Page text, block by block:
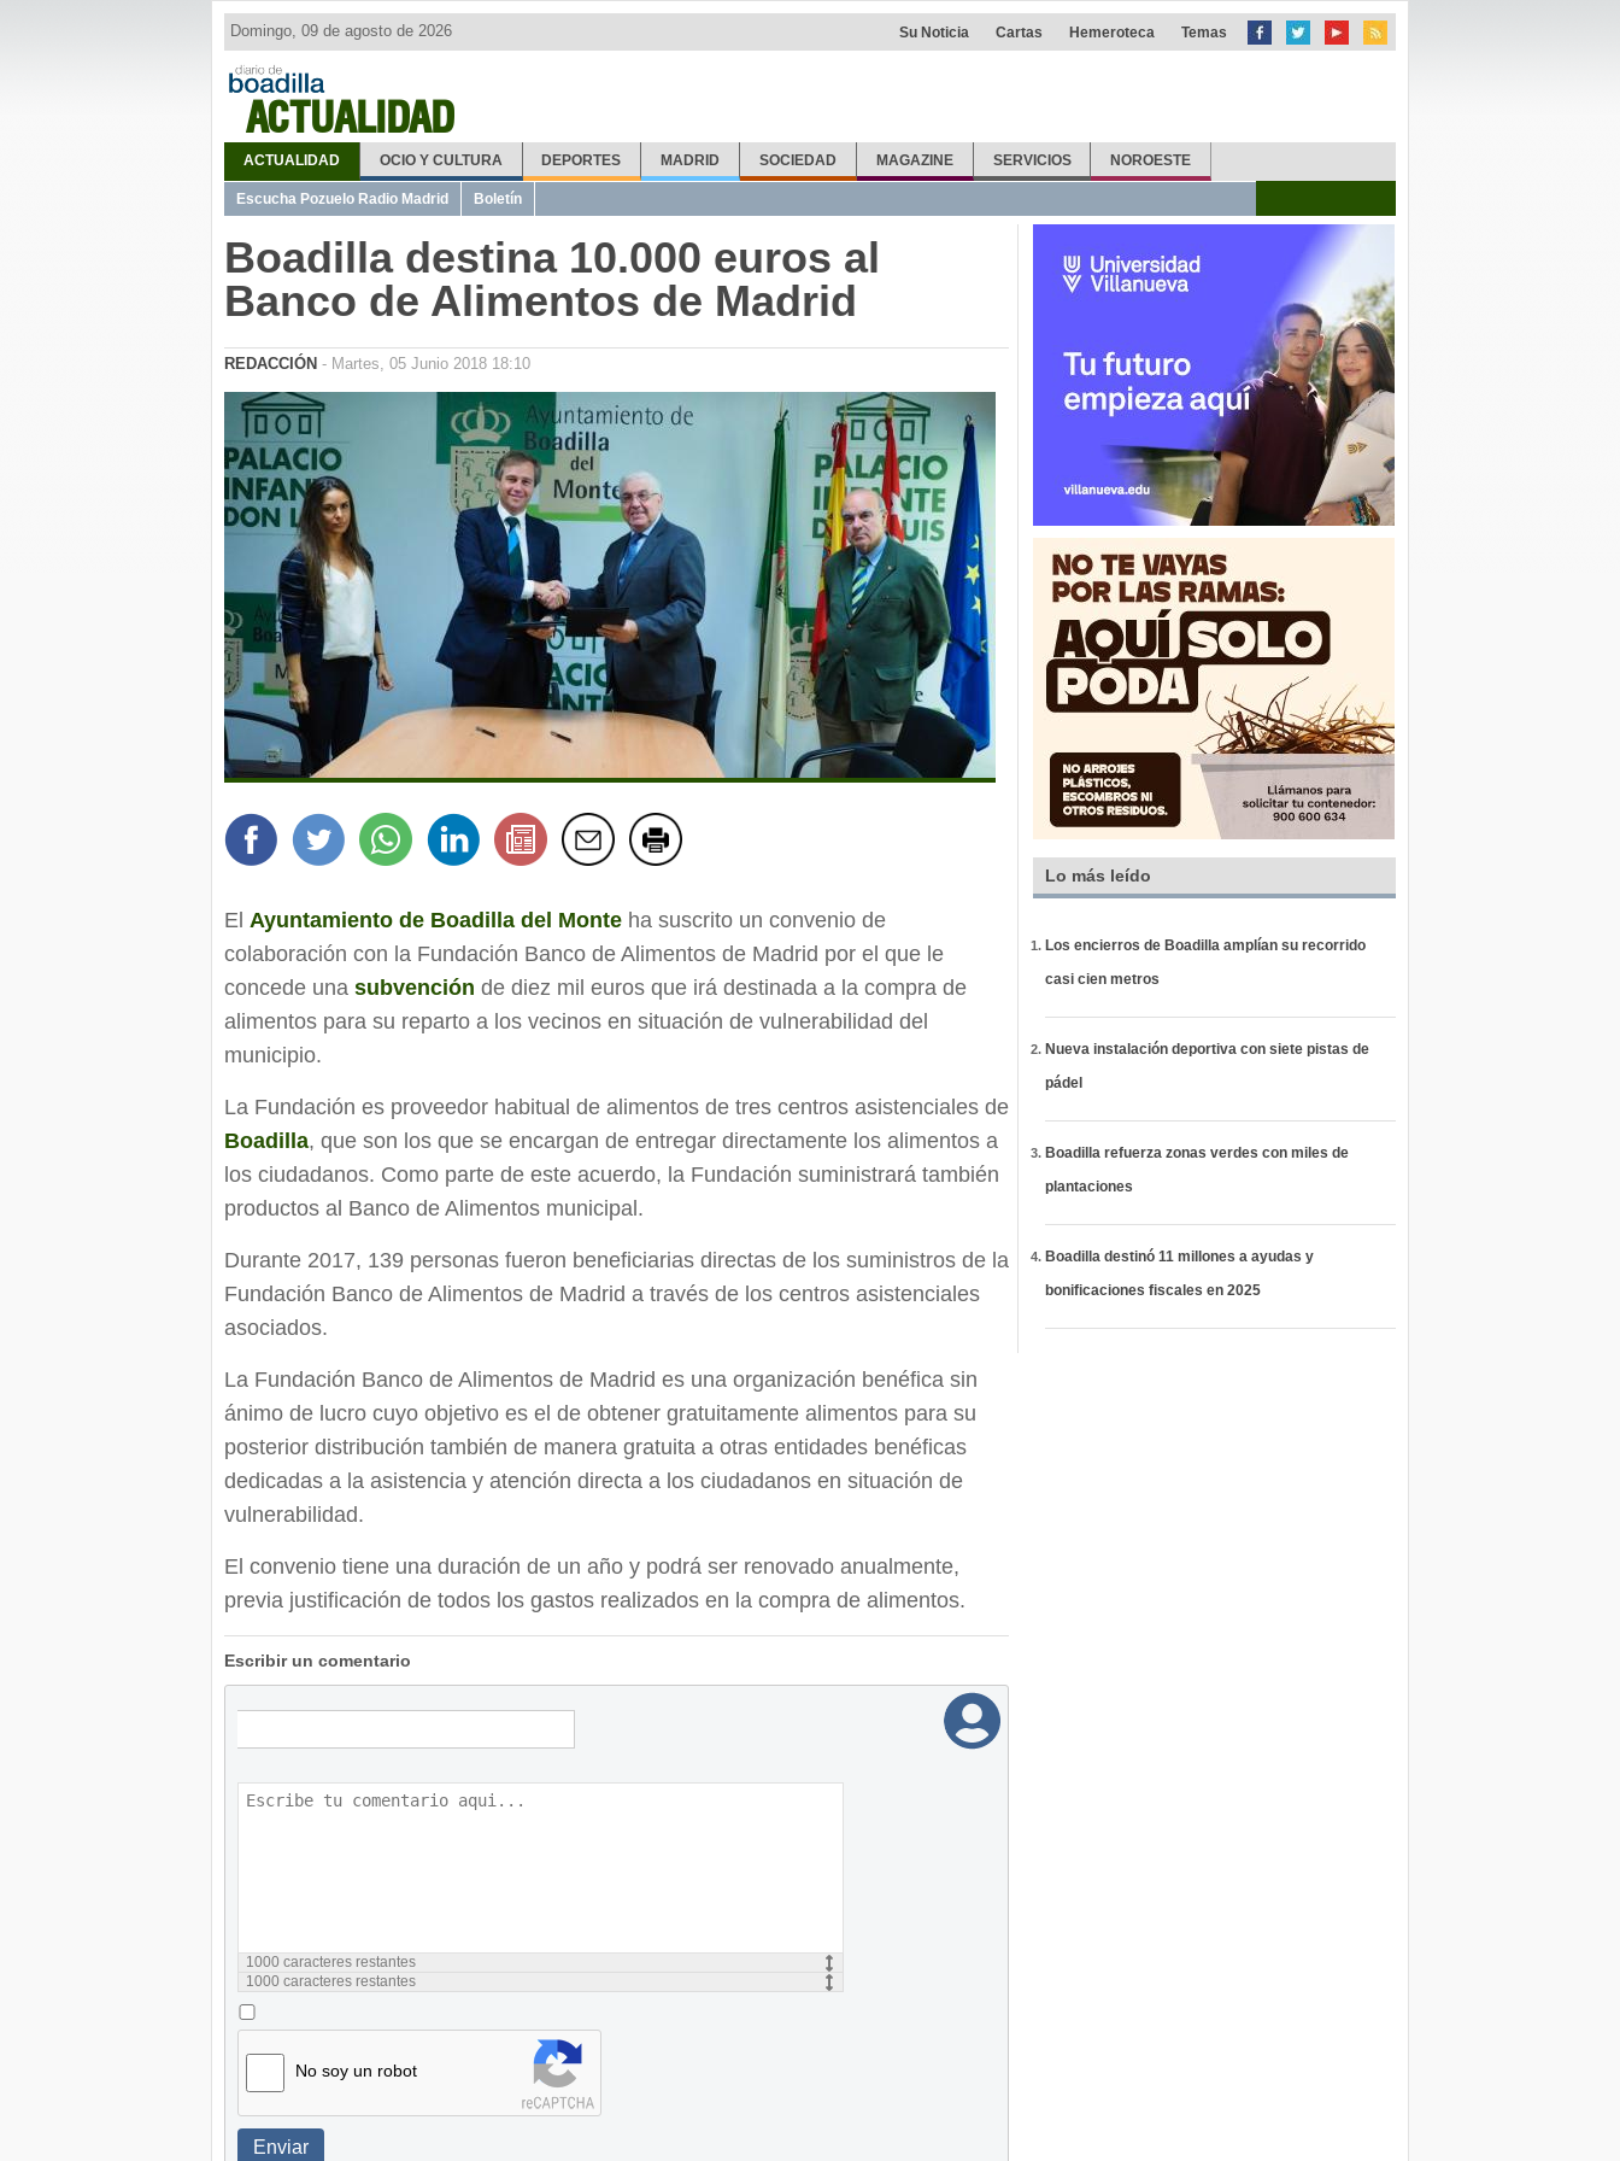
ACTUALIDAD
Domingo, 09 de agosto de 2026 Su Noticia Cartas Hemeroteca Temas
ACTUALIDAD OCIO Y CULTURA DEPORTES MADRID SOCIEDAD MAGAZINE SERVICIOS NOROESTE
Escucha Pozuelo Radio Madrid Boletín
Boadilla destina 10.000 euros al
Banco de Alimentos de Madrid
REDACCIÓN - Martes, 05 Junio 2018 18:10
El Ayuntamiento de Boadilla del Monte ha suscrito un convenio de
colaboración con la Fundación Banco de Alimentos de Madrid por el que le
concede una subvención de diez mil euros que irá destinada a la compra de
alimentos para su reparto a los vecinos en situación de vulnerabilidad del
municipio.
La Fundación es proveedor habitual de alimentos de tres centros asistenciales de
Boadilla, que son los que se encargan de entregar directamente los alimentos a
los ciudadanos. Como parte de este acuerdo, la Fundación suministrará también
productos al Banco de Alimentos municipal.
Durante 2017, 139 personas fueron beneficiarias directas de los suministros de la
Fundación Banco de Alimentos de Madrid a través de los centros asistenciales
asociados.
La Fundación Banco de Alimentos de Madrid es una organización benéfica sin
ánimo de lucro cuyo objetivo es el de obtener gratuitamente alimentos para su
posterior distribución también de manera gratuita a otras entidades benéficas
dedicadas a la asistencia y atención directa a los ciudadanos en situación de
vulnerabilidad.
El convenio tiene una duración de un año y podrá ser renovado anualmente,
previa justificación de todos los gastos realizados en la compra de alimentos.
Escribir un comentario
1000 caracteres restantes
1000 caracteres restantes
No soy un robot
Enviar
Lo más leído
Los encierros de Boadilla amplían su recorrido
casi cien metros
Nueva instalación deportiva con siete pistas de
pádel
Boadilla refuerza zonas verdes con miles de
plantaciones
Boadilla destinó 11 millones a ayudas y
bonificaciones fiscales en 2025